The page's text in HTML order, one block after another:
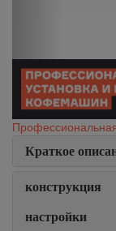
Краткое
конструкция
настройки